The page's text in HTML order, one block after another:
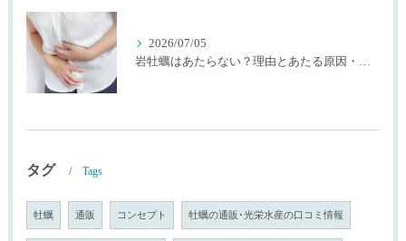
2026/07/05
タグ Tags
牡蠣 通販 コンセプト 牡蠣の通販･光栄水産の口コミ情報